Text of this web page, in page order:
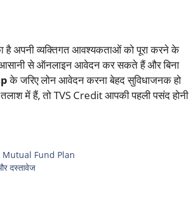
अपनी व्यक्तिगत आवश्यकताओं को पूरा करने के
से ऑनलाइन आवेदन कर सकते हैं और बिना
के जरिए लोन आवेदन करना बेहद सुविधाजनक हो
में हैं, तो TVS Credit आपकी पहली पसंद होनी
Mutual Fund Plan
दस्तावेज